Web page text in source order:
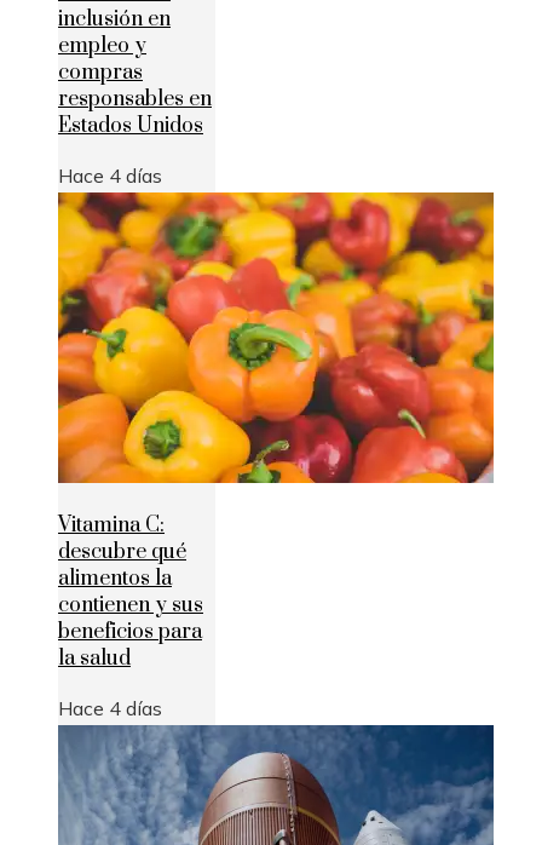
inclusión en
empleo y
compras
responsables en
Estados Unidos
Hace 4 días
Vitamina C:
descubre qué
alimentos la
contienen y sus
beneficios para
la salud
Hace 4 días